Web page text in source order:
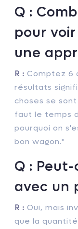
Q :
pour
une
R : Comptez 6
résultats
choses se
faut le temps
pourquoi on
bon wagon."
Q :
avec un
R : Oui, mais
que la